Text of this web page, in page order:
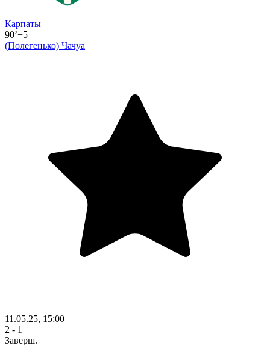
Карпаты
90’+5
(Полегенько) Чачуа
11.05.25, 15:00
2 - 1
Заверш.